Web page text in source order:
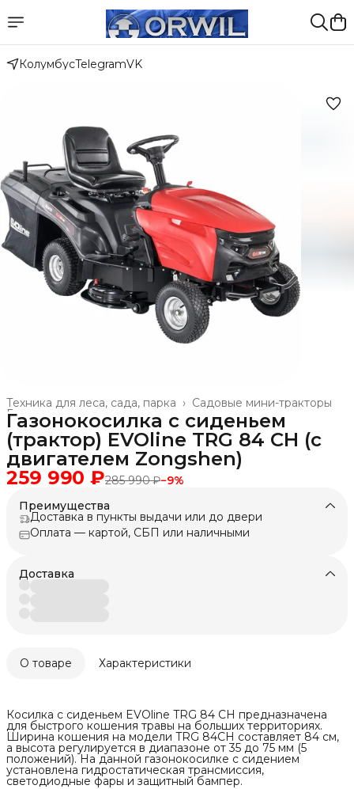
КолумбусTelegramVK
Садовые мини-тракторы
Техника для леса, сада, парка ›
Главная
Газонокосилка с сиденьем
(трактор) EVOline TRG 84 CH (с
двигателем Zongshen)
259 990 ₽285 990 ₽−9%
Преимущества
Доставка в пункты выдачи или до двери
Оплата — картой, СБП или наличными
Доставка
О товаре Характеристики
Косилка с сиденьем EVOline TRG 84 CH предназначена
для быстрого кошения травы на больших территориях.
Ширина кошения на модели TRG 84CH составляет 84 см,
а высота регулируется в диапазоне от 35 до 75 мм (5
положений). На данной газонокосилке с сидением
установлена гидростатическая трансмиссия,
светодиодные фары и защитный бампер.